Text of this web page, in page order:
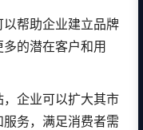
帮助企业建立品牌
的潜在客户和用
企业可以扩大其市
务，满足消费者需